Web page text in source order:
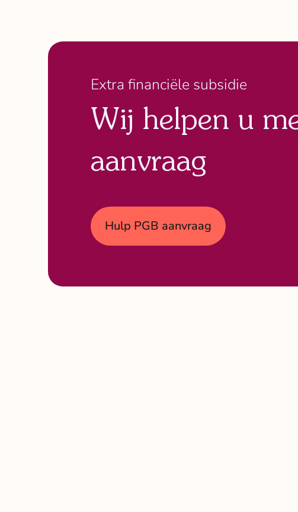
Extra financiële subsidie
Wij helpen u
aanvraag
Hulp PGB aanvraag